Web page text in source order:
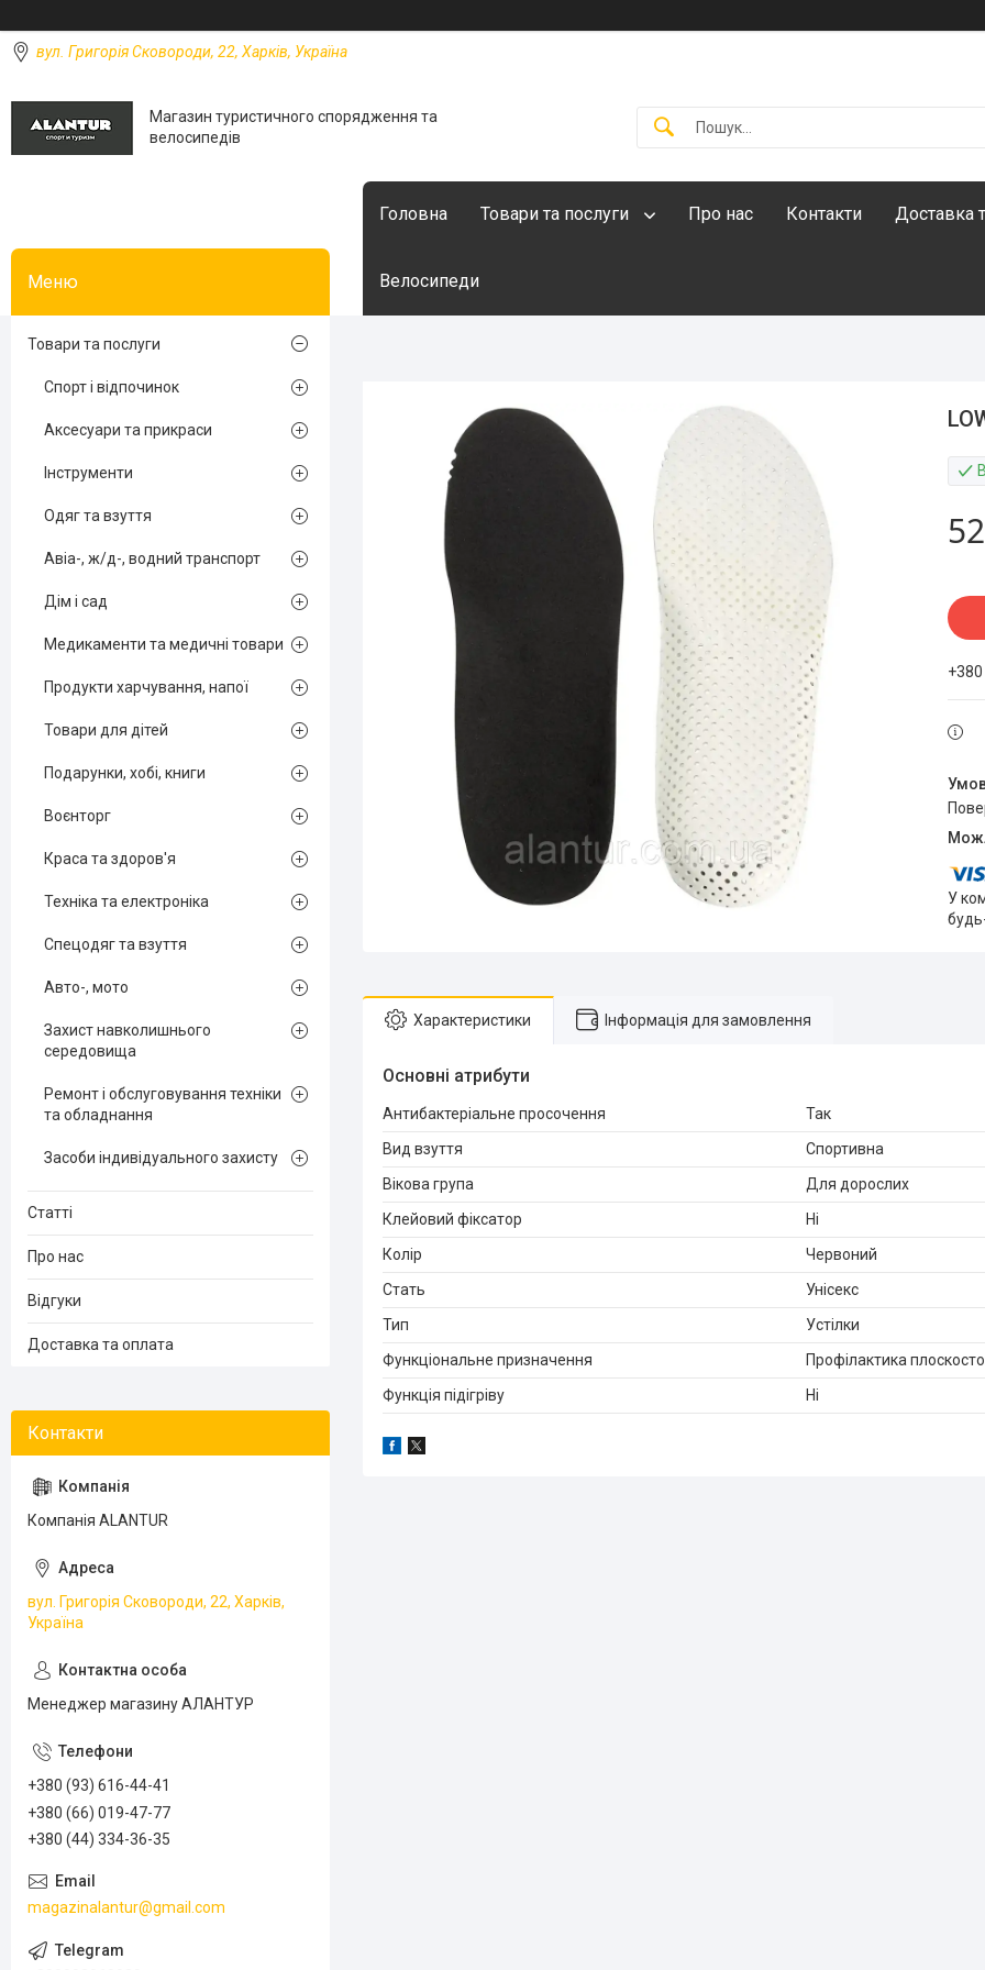
вул. Григорія Сковороди, 22, Харків, Україна
Магазин туристичного спорядження та
велосипедів
Головна Товари та послуги Про нас Контакти Доставка
Велосипеди
У
Характеристики Інформація для замовлення
Основні атрибути
Антибактеріальне просочення
Так
Вид взуття
Спортивна
Вікова група
Для дорослих
Клейовий фіксатор
Ні
Колір
Червоний
Стать
Унісекс
Тип
Устілки
Функціональне призначення
Профілактика
Функція підігріву
Ні
Товари та послуги
Спорт і відпочинок
Аксесуари та прикраси
Інструменти
Одяг та взуття
Авіа-, ж/д-, водний транспорт
Дім і сад
Медикаменти та медичні товари
Продукти харчування, напої
Товари для дітей
Подарунки, хобі, книги
Воєнторг
Краса та здоров'я
Техніка та електроніка
Спецодяг та взуття
Авто-, мото
Захист навколишнього
середовища
Ремонт і обслуговування техніки
та обладнання
Засоби індивідуального захисту
Статті
Про нас
Відгуки
Доставка та оплата
Компанія ALANTUR
вул. Григорія Сковороди, 22, Харків,
Україна
Менеджер магазину АЛАНТУР
+380 (93) 616-44-41
+380 (66) 019-47-77
+380 (44) 334-36-35
magazinalantur@gmail.com